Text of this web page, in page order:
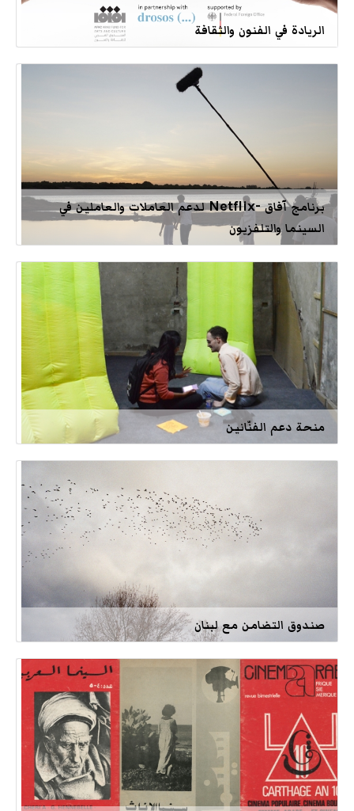
الريادة في الفنون والثقافة
برنامج آفاق -Netflix لدعم العاملات والعاملين في
السينما والتلفزيون
منحة دعم الفنّانين
صندوق التضامن مع لبنان